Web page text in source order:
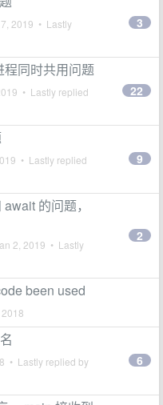
2019 • Lastly
3
程同时共用问题
• Lastly replied
22
• Lastly replied
9
的问题，
2, 2019 • Lastly
2
been used
• Lastly replied by 6